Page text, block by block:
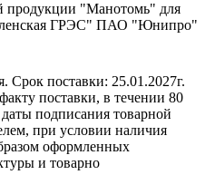
продукции "Манотомь" для
ГРЭС" ПАО "Юнипро"
Срок поставки: 25.01.2027г.
поставки, в течении 80
подписания товарной
при условии наличия
оформленных
и товарно